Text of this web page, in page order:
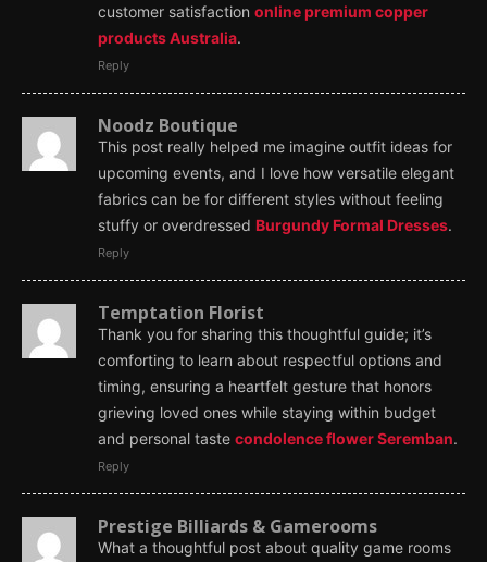
customer satisfaction online premium copper
products Australia.
Reply
Noodz Boutique
This post really helped me imagine outfit ideas for
upcoming events, and I love how versatile elegant
fabrics can be for different styles without feeling
stuffy or overdressed Burgundy Formal Dresses.
Reply
Temptation Florist
Thank you for sharing this thoughtful guide; it’s
comforting to learn about respectful options and
timing, ensuring a heartfelt gesture that honors
grieving loved ones while staying within budget
and personal taste condolence flower Seremban.
Reply
Prestige Billiards & Gamerooms
What a thoughtful post about quality game rooms